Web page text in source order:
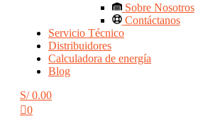
Sobre Nosotros
Contáctanos
Servicio Técnico
Distribuidores
Calculadora de energía
Blog
S/0.00
0